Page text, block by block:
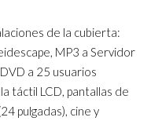
de la cubierta:
MP3 a Servidor
a 25 usuarios
táctil LCD, pantallas de
pulgadas), cine y